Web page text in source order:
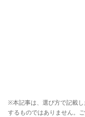
※本記事は、選び方で記載
するものではありません。